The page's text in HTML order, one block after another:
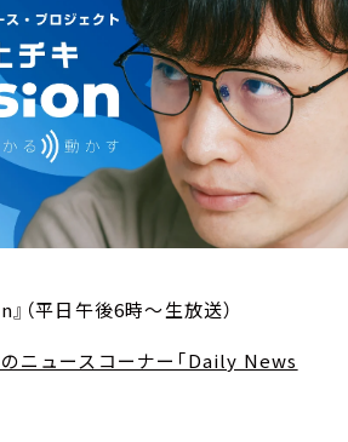
（平日午後6時～生放送）
のニュースコーナー「Daily News